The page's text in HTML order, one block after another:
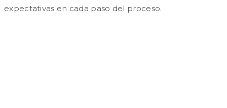
expectativas en cada paso del proceso.